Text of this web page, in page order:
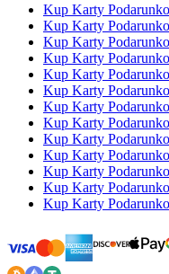
Kup Karty
Kup Karty
Kup Karty
Kup Karty
Kup Karty
Kup Karty
Kup Karty
Kup Karty
Kup Karty
Kup Karty
Kup Karty
Kup Karty
Kup Karty